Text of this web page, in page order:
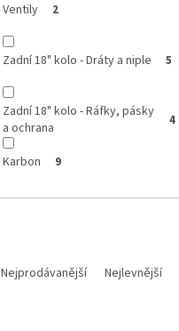
Ventily 2
Zadní 18" kolo - Dráty a niple 5
Zadní 18" kolo - Ráfky, pásky
a ochrana
4
Karbon 9
Nejprodávanější Nejlevnější